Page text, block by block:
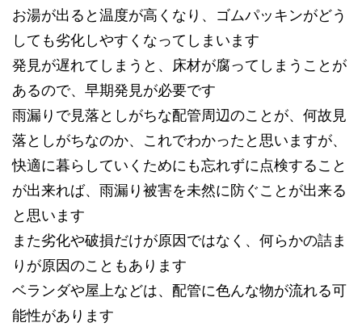
お湯が出ると温度が高くなり、ゴムパッキンがどう
しても劣化しやすくなってしまいます
発見が遅れてしまうと、床材が腐ってしまうことが
あるので、早期発見が必要です
雨漏りで見落としがちな配管周辺のことが、何故見
落としがちなのか、これでわかったと思いますが、
快適に暮らしていくためにも忘れずに点検すること
が出来れば、雨漏り被害を未然に防ぐことが出来る
と思います
また劣化や破損だけが原因ではなく、何らかの詰ま
りが原因のこともあります
ベランダや屋上などは、配管に色んな物が流れる可
能性があります